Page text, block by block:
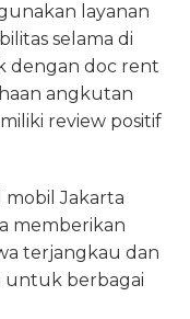
layanan
selama di
dengan doc rent
angkutan
review positif
mobil Jakarta
memberikan
terjangkau dan
untuk berbagai